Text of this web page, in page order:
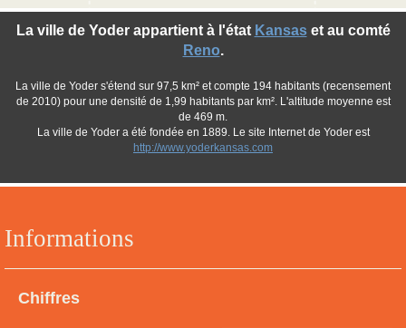
Informations
Chiffres
La ville de Yoder appartient à l'état Kansaset au comté
Reno.
La ville de Yoder s'étend sur 97,5 km² et compte 194 habitants (recensement
de 2010) pour une densité de 1,99 habitants par km². L'altitude moyenne est
de 469 m.
La ville de Yoder a été fondée en 1889. Le site Internet de Yoder est
http://www.yoderkansas.com